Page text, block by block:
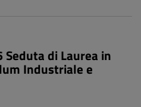
di Laurea in
Industriale e